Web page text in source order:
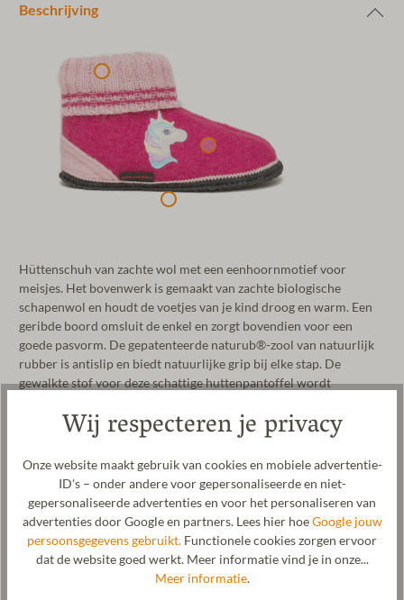
Beschrijving
Hüttenschuh van zachte wol met een eenhoornmotief voor
meisjes. Het bovenwerk is gemaakt van zachte biologische
schapenwol en houdt de voetjes van je kind droog en warm. Een
geribde boord omsluit de enkel en zorgt bovendien voor een
goede pasvorm. De gepatenteerde naturub®-zool van natuurlijk
rubber is antislip en biedt natuurlijke grip bij elke stap. De
gewalkte stof voor deze schattige huttenpantoffel wordt
Fabrikant: Gottstein GmbH, Industriestraße 31, 6430 Ötztal-
Wij respecteren je privacy
Onze website maakt gebruik van cookies en mobiele advertentie-
ID's – onder andere voor gepersonaliseerde en niet-
gepersonaliseerde advertenties en voor het personaliseren van
advertenties door Google en partners. Lees hier hoeGoogle jouw
persoonsgegevens gebruikt. Functionele cookies zorgen ervoor
dat de website goed werkt. Meer informatie vind je in onze...
Meer informatie.